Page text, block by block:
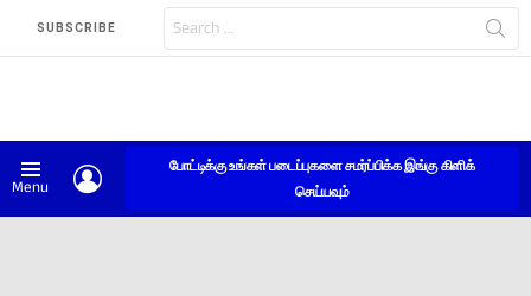
SUBSCRIBE
for:
Menu
போட்டிக்கு உங்கள் படைப்புகளை சமர்ப்பிக்க இங்கு கிளிக்
செய்யவும்